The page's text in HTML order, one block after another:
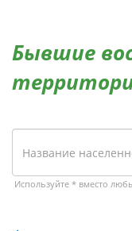
Бывшие
Используйте * вместо